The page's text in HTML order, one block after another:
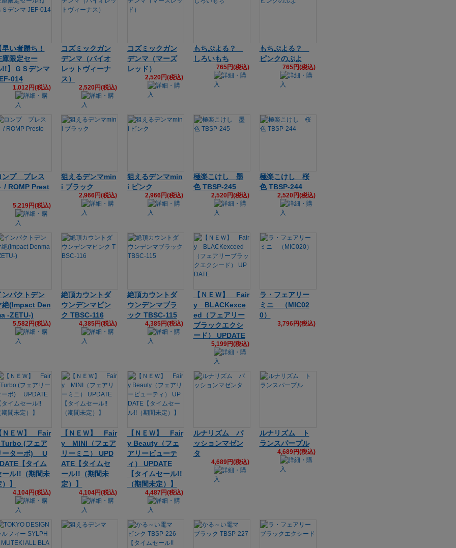
早い者勝ち！
庫限定セー
!!】ＧＳデンマ
014
1,012円(税込)
コズミックガン
デンマ（バイオ
レットヴィーナ
ス）
2,520円(税込)
コズミックガン
デンマ（マーズ
レッド）
2,520円(税込)
もちぷよる？
しろいもち
765円(税込)
もちぷよる？
ピンクのぷよ
765円(税込)
ンプ プレス
/ ROMP Prest
5,219円(税込)
狙えるデンマmin
i ブラック
2,966円(税込)
狙えるデンマmin
i ピンク
2,966円(税込)
極楽こけし 墨
色 TBSP-245
2,520円(税込)
極楽こけし 桜
色 TBSP-244
2,520円(税込)
ンパクトデン
絶(Impact Den
-ZETU-)
5,582円(税込)
絶頂カウントダ
ウンデンマピン
ク TBSC-116
4,385円(税込)
絶頂カウントダ
ウンデンマブラ
ック TBSC-115
4,385円(税込)
【ＮＥＷ】 Fair
y BLACKexce
ed（フェアリー
ブラックエクシ
ード） UPDATE
5,199円(税込)
ラ・フェアリー
ミニ （MIC02
0）
3,796円(税込)
ＮＥＷ】 Fair
(フェア
ーターボ) U
【タイム
ール!!（期間未
】
4,104円(税込)
【ＮＥＷ】 Fair
y MINI（フェア
リーミニ） UPD
ATE【タイムセ
ール!!（期間未
定）】
4,104円(税込)
【ＮＥＷ】 Fair
y Beauty（フェ
アリービューテ
ィ） UPDATE
【タイムセール!!
（期間未定）】
4,487円(税込)
ルナリズム パ
ッションマゼン
タ
4,689円(税込)
ルナリズム ト
ランスパープル
4,689円(税込)